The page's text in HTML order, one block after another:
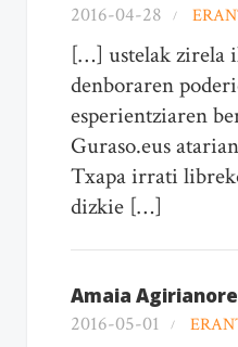
2016-04-28
[…] ustelak zirela
denboraren
esperientziaren
Guraso.eus
Txapa irrati
dizkie […]
Amaia
2016-05-01